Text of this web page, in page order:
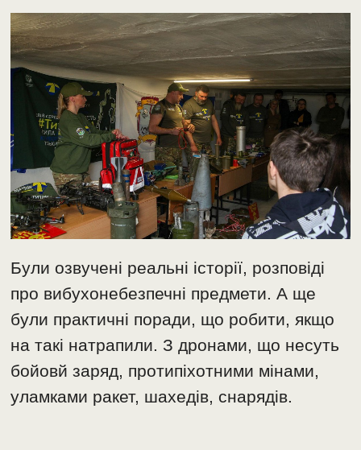
Були озвучені реальні історії, розповіді
про вибухонебезпечні предмети. А ще
були практичні поради, що робити, якщо
на такі натрапили. З дронами, що несуть
бойовй заряд, протипіхотними мінами,
уламками ракет, шахедів, снарядів.